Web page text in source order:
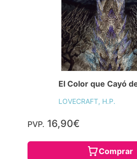
El Color que Cayó
LOVECRAFT, H.P.
PVP. 16,90€
Comprar